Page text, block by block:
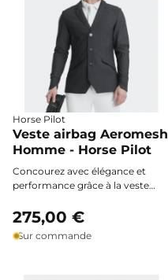
Horse Pilot
Veste airbag Aeromesh
Homme - Horse Pilot
Concourez avec élégance et
performance grâce à la veste
Pilot. Ultra-légère, respirante et
ergonomique, elle accompagne
chaque cavalier dans l’exigence
275,00 €
Sur commande